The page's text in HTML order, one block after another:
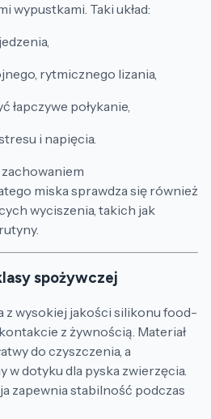
wypustkami. Taki układ:
rytmicznego lizania,
łapczywe połykanie,
i napięcia.
miska sprawdza się również
wyciszenia, takich jak
spożywczej
z wysokiej jakości silikonu food-
z żywnością. Materiał
do czyszczenia, a
w dotyku dla pyska zwierzęcia.
zapewnia stabilność podczas